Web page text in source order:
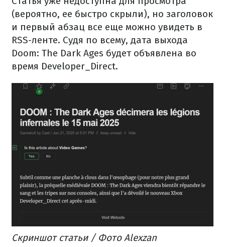
(вероятно, ее быстро скрыли), но заголовок
и первый абзац все еще можно увидеть в
RSS-ленте. Судя по всему, дата выхода
Doom: The Dark Ages будет объявлена во
время Developer_Direct.
Скриншот статьи / Фото Alexzan